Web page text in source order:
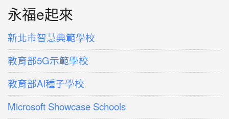
永福e起來
新北市智慧典範學校
教育部5G示範學校
教育部AI種子學校
Microsoft Showcase Schools